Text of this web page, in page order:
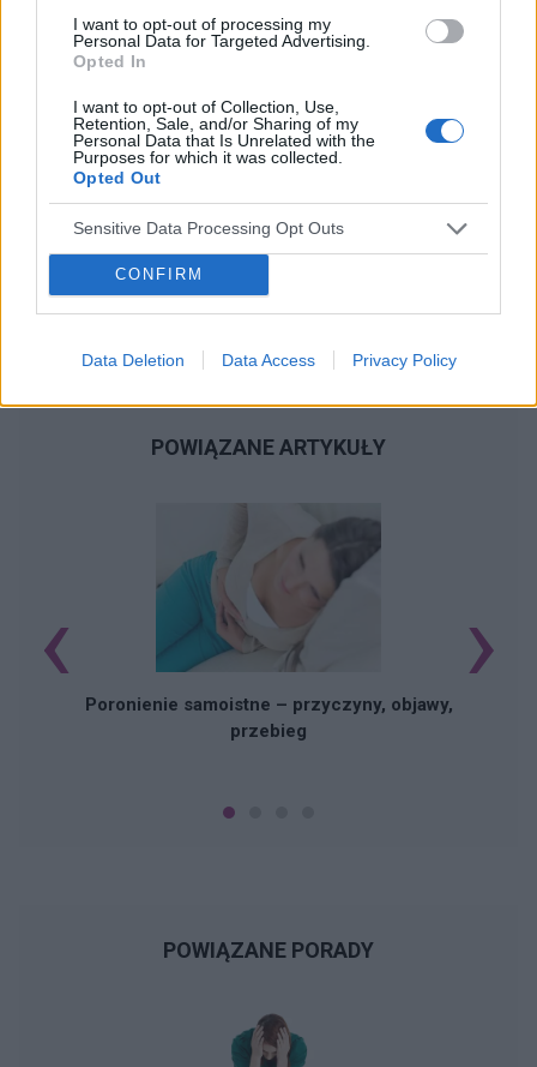
I want to opt-out of processing my
Personal Data for Targeted Advertising.
Opted In
I want to opt-out of Collection, Use,
Retention, Sale, and/or Sharing of my
Personal Data that Is Unrelated with the
Purposes for which it was collected.
Opted Out
Sensitive Data Processing Opt Outs
CONFIRM
Data Deletion Data Access Privacy Policy
POWIĄZANE ARTYKUŁY
Poronienie samoistne – przyczyny, objawy,
przebieg
‹ ›
POWIĄZANE PORADY